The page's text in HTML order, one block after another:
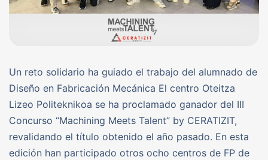
Un reto solidario ha guiado el trabajo del alumnado de
Diseño en Fabricación Mecánica El centro Oteitza
Lizeo Politeknikoa se ha proclamado ganador del III
Concurso “Machining Meets Talent” by CERATIZIT,
revalidando el título obtenido el año pasado. En esta
edición han participado otros ocho centros de FP de